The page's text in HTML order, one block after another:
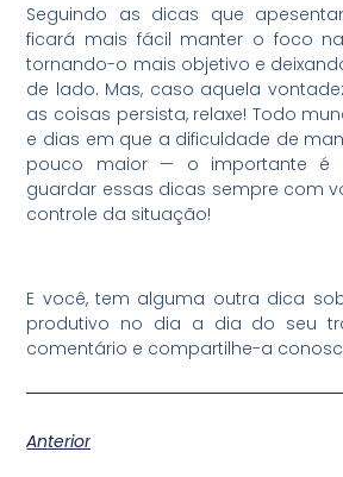
Seguindo as dicas que
ficará mais fácil manter o foco
tornando-o mais objetivo e
de lado. Mas, caso aquela
as coisas persista, relaxe! Todo
e dias em que a dificuldade de
pouco maior — o importante é
guardar essas dicas sempre com
controle da situação!
E você, tem alguma outra dica
produtivo no dia a dia do seu
comentário e compartilhe-a
Anterior